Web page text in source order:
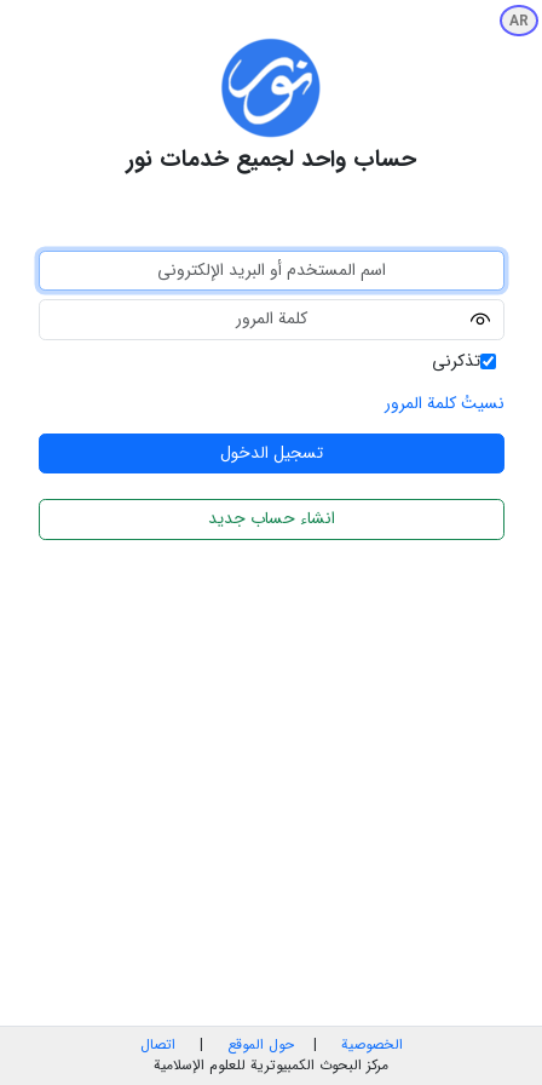
AR
حساب واحد لجميع خدمات نور
تذكرني
نسيتُ كلمة المرور
انشاء حساب جديد
الخصوصية |حول الموقع | اتصال
مركز البحوث الكمبيوترية للعلوم الإسلامية